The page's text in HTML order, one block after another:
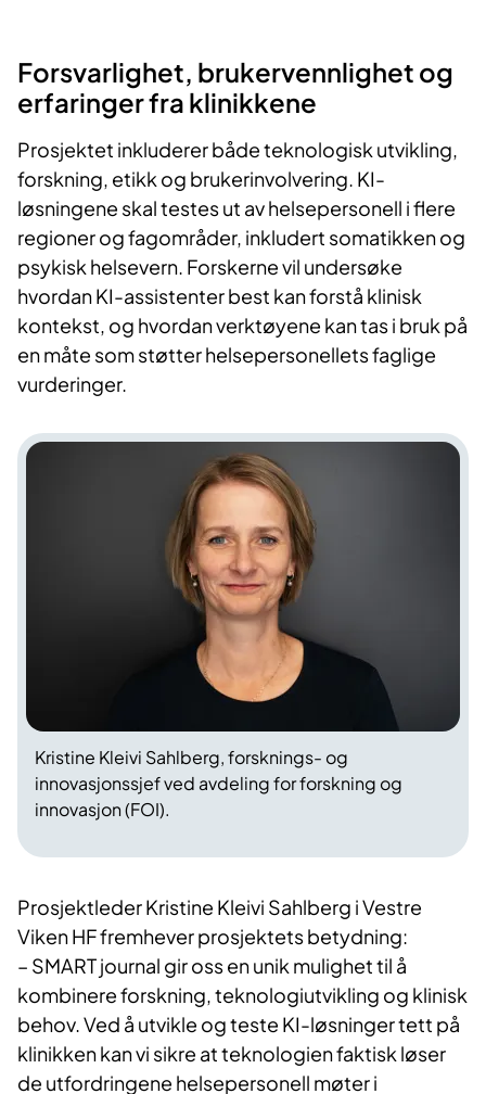
Forsvarlighet, brukervennlighet og
erfaringer fra klinikkene
Prosjektet inkluderer både teknologisk utvikling,
forskning, etikk og brukerinvolvering. KI-
løsningene skal testes ut av helsepersonell i flere
regioner og fagområder, inkludert somatikken og
psykisk helsevern. Forskerne vil undersøke
hvordan KI-assistenter best kan forstå klinisk
kontekst, og hvordan verktøyene kan tas i bruk på
en måte som støtter helsepersonellets faglige
vurderinger.
Kristine Kleivi Sahlberg, forsknings- og
innovasjonssjef ved avdeling for forskning og
innovasjon (FOI).
Prosjektleder Kristine Kleivi Sahlberg i Vestre
Viken HF fremhever prosjektets betydning:
– SMART journal gir oss en unik mulighet til å
kombinere forskning, teknologiutvikling og klinisk
behov. Ved å utvikle og teste KI-løsninger tett på
klinikken kan vi sikre at teknologien faktisk løser
de utfordringene helsepersonell møter i